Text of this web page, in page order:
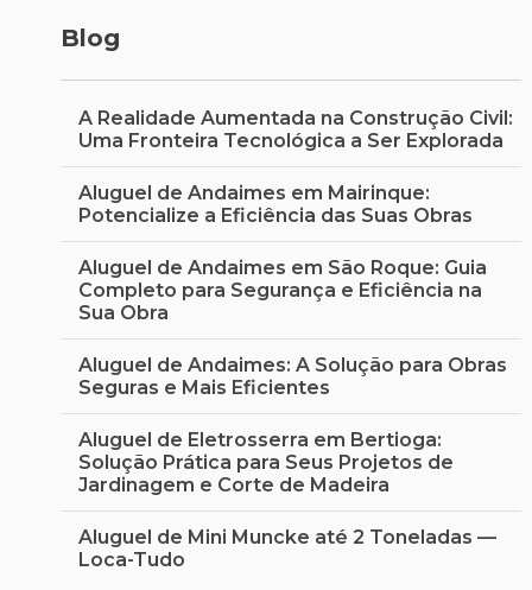
Escolher o aluguel de andaimes de ferro adequado para
Como Alugar Betoneira e Garantir o
Sucesso na Sua Obra de Forma Prática e
Segura
Alugar uma betoneira é uma decisão prática que
muitos profissionais e amadores da construção civil
adotam para otimizar seus projetos. No dia a dia das...
Blog
A Realidade Aumentada na Construção Civil:
Uma Fronteira Tecnológica a Ser Explorada
Aluguel de Andaimes em Mairinque:
Potencialize a Eficiência das Suas Obras
Aluguel de Andaimes em São Roque: Guia
Completo para Segurança e Eficiência na
Sua Obra
Aluguel de Andaimes: A Solução para Obras
Seguras e Mais Eficientes
Aluguel de Eletrosserra em Bertioga:
Solução Prática para Seus Projetos de
Jardinagem e Corte de Madeira
Aluguel de Mini Muncke até 2 Toneladas —
Loca-Tudo